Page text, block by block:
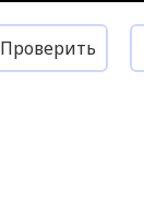
Проверить